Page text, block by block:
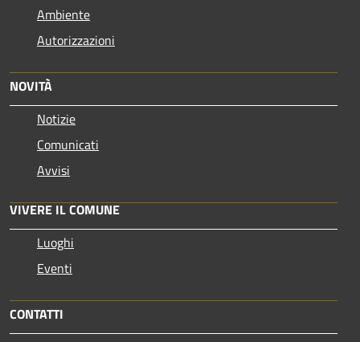
Ambiente
Autorizzazioni
NOVITÀ
Notizie
Comunicati
Avvisi
VIVERE IL COMUNE
Luoghi
Eventi
CONTATTI